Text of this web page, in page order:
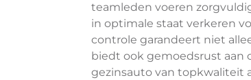
teamleden voeren
in optimale staat verkeren
controle garandeert niet
biedt ook gemoedsrust aan
gezinsauto van topkwaliteit